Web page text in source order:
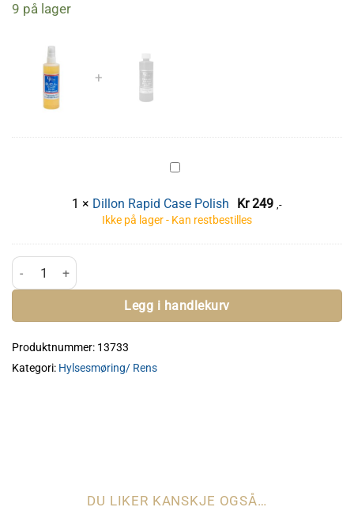
9 på lager
Dillon
Case
1 × Dillon Rapid Case Polish Kr249 ,-
Ikke på lager - Kan restbestilles
Dillon Case Lube antall
Legg i handlekurv
Produktnummer: 13733
Kategori: Hylsesmøring/ Rens
DU LIKER KANSKJE OGSÅ…